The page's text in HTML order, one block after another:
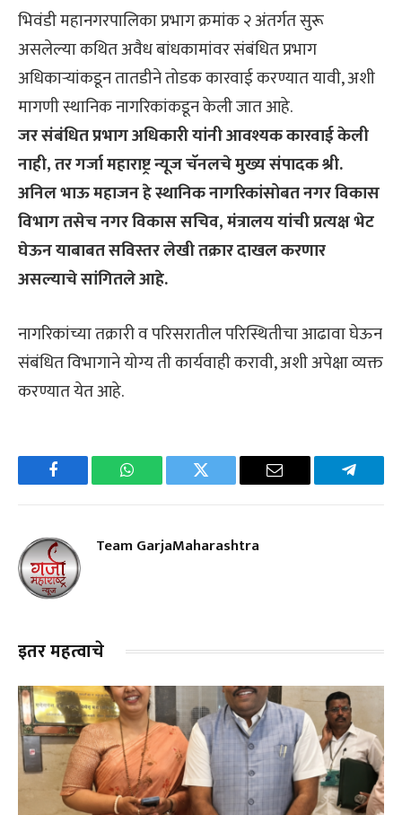
भिवंडी महानगरपालिका प्रभाग क्रमांक २ अंतर्गत सुरू
असलेल्या कथित अवैध बांधकामांवर संबंधित प्रभाग
अधिकाऱ्यांकडून तातडीने तोडक कारवाई करण्यात यावी, अशी
मागणी स्थानिक नागरिकांकडून केली जात आहे.
जर संबंधित प्रभाग अधिकारी यांनी आवश्यक कारवाई केली
नाही, तर गर्जा महाराष्ट्र न्यूज चॅनलचे मुख्य संपादक श्री.
अनिल भाऊ महाजन हे स्थानिक नागरिकांसोबत नगर विकास
विभाग तसेच नगर विकास सचिव, मंत्रालय यांची प्रत्यक्ष भेट
घेऊन याबाबत सविस्तर लेखी तक्रार दाखल करणार
असल्याचे सांगितले आहे.
नागरिकांच्या तक्रारी व परिसरातील परिस्थितीचा आढावा घेऊन
संबंधित विभागाने योग्य ती कार्यवाही करावी, अशी अपेक्षा व्यक्त
करण्यात येत आहे.
Facebook WhatsApp Twitter Email
Team GarjaMaharashtra
इतर महत्वाचे